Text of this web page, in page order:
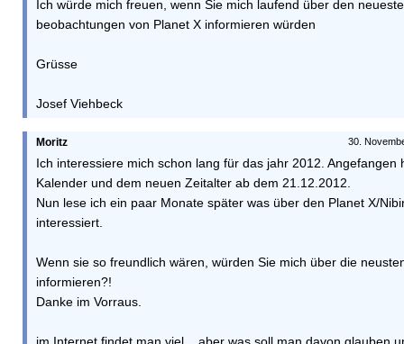
Ich würde mich freuen, wenn Sie mich laufend über den
beobachtungen von Planet X informieren würden
Grüsse
Josef Viehbeck
30.
Moritz
Ich interessiere mich schon lang für das jahr 2012. Angefangen
Kalender und dem neuen Zeitalter ab dem 21.12.2012.
Nun lese ich ein paar Monate später was über den Planet X/
interessiert.
Wenn sie so freundlich wären, würden Sie mich über die
informieren?!
Danke im Vorraus.